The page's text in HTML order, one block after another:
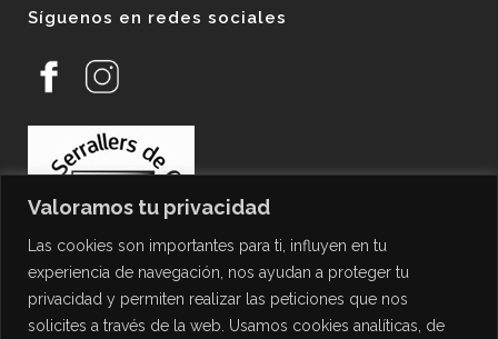
Valoramos tu privacidad
Las cookies son importantes para ti, influyen en tu
experiencia de navegación, nos ayudan a proteger tu
privacidad y permiten realizar las peticiones que nos
solicites a través de la web. Usamos cookies analíticas, de
Síguenos en redes sociales